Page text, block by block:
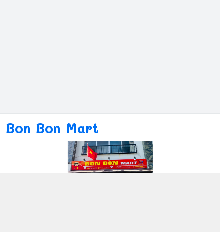
Bon Bon Mart